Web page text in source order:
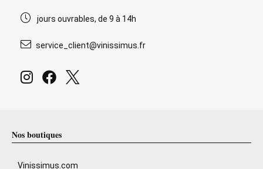
jours ouvrables, de 9 à 14h
service_client@vinissimus.fr
Nos boutiques
Vinissimus.com